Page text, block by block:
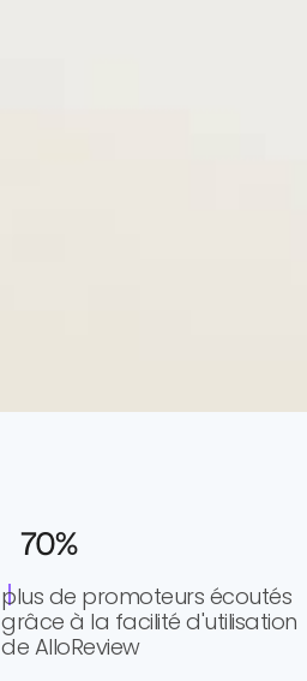
70%
plus de promoteurs écoutés
grâce à la facilité d'utilisation
de AlloReview